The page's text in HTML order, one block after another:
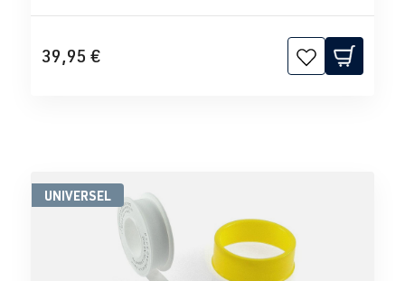
39,95 €
UNIVERSEL